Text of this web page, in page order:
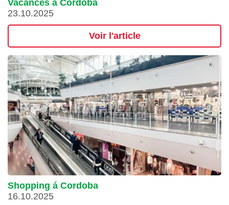
Vacances à Cordoba
23.10.2025
Voir l'article
Shopping á Cordoba
16.10.2025